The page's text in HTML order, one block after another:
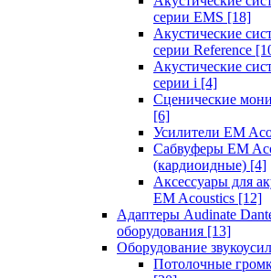
серии EMS [18]
Акустические
серии Reference
Акустические
серии i [4]
Сценические
[6]
Усилители EM
Сабвуферы EM
(кардиоидные) [4]
Аксессуары для
EM Acoustics [12]
Адаптеры Audinate
оборудования [13]
Оборудование
Потолочные